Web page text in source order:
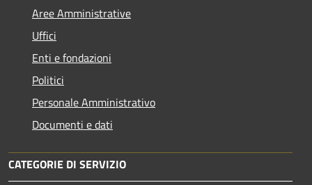
Aree Amministrative
Uffici
Enti e fondazioni
Politici
Personale Amministrativo
Documenti e dati
CATEGORIE DI SERVIZIO